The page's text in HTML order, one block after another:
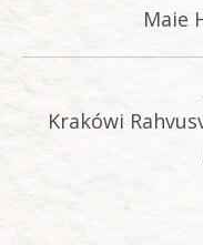
Maie
Krakówi